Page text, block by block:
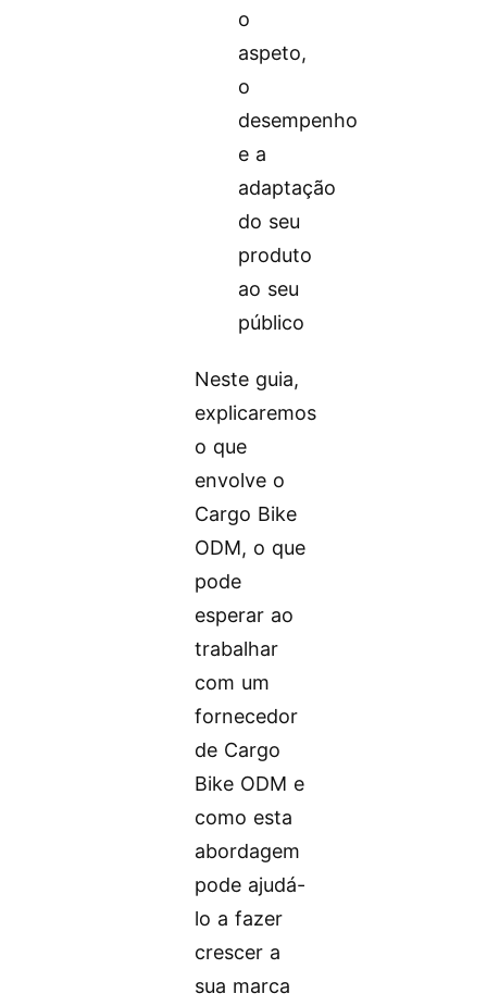
o
aspeto,
o
desempenho
e a
adaptação
do seu
produto
ao seu
público
Neste guia,
explicaremos
o que
envolve o
Cargo Bike
ODM, o que
pode
esperar ao
trabalhar
com um
fornecedor
de Cargo
Bike ODM e
como esta
abordagem
pode ajudá-
lo a fazer
crescer a
sua marca